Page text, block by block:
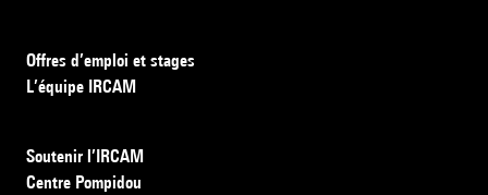
Offres d’emploi et stages
L’équipe IRCAM
Soutenir l’IRCAM
Centre Pompidou